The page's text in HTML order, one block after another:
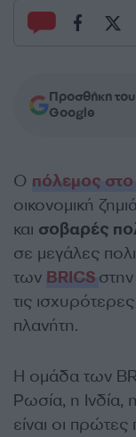
Προσθήκη
Google
Ο πόλεμος στο
οικονομική
και σοβαρές
σε μεγάλες
των BRICS
τις
πλανήτη.
Η ομάδα των
Ρωσία, η Ινδία,
είναι οι